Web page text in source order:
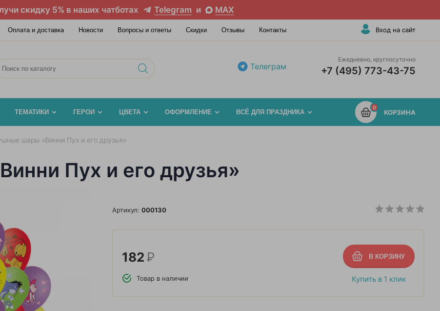
скидку 5% в наших чатботах Telegram и MAX
Оплата и доставка Новости Вопросы и ответы Скидки Отзывы Контакты Вход на сайт
Телеграм
Ежедневно, круглосуточно
+7 (495) 773-43-75
0
КОРЗИНА
ТЕМАТИКИ ГЕРОИ ЦВЕТА ОФОРМЛЕНИЕ ВСЁ ДЛЯ ПРАЗДНИКА
шары «Винни Пух и его друзья»
Пух и его друзья»
Артикул: 000130
Купить в 1 клик
182Р
Товар в наличии